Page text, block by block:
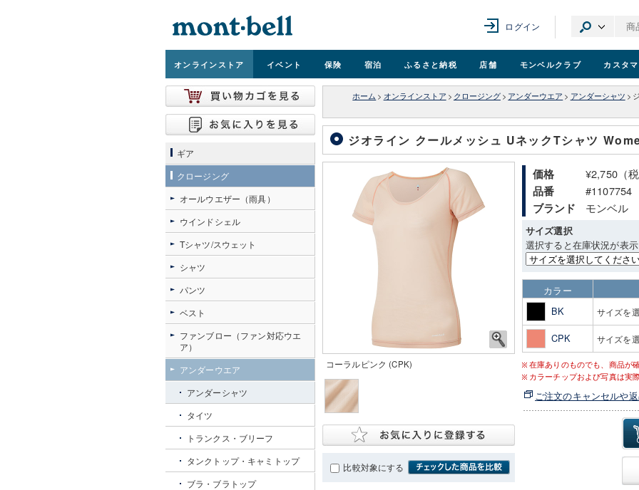
ログイン
オンラインストア イベント 保険 宿泊 ふるさと納税 店舗 モンベルクラブ カスタ
ホーム > オンラインストア > クロージング > アンダーウエア > アンダーシャツ >
ジオライン クールメッシュ UネックTシャツ
コーラルピンク (CPK)
比較対象にする
価格 ¥2,750（
品番 #1107754
ブランド モンベル
サイズ選択
選択すると在庫状況が表
カラー
BK
サイズを
CPK サイズを
在庫ありのものでも、商品が
カラーチップおよび写真は実
ご注文のキャンセルや
ギア
クロージング
オールウエザー（雨具）
ウインドシェル
Tシャツ/スウェット
シャツ
パンツ
ベスト
ファンブロー（ファン対応ウエ
ア）
アンダーウエア
アンダーシャツ
タイツ
トランクス・ブリーフ
タンクトップ・キャミトップ
ブラ・ブラトップ